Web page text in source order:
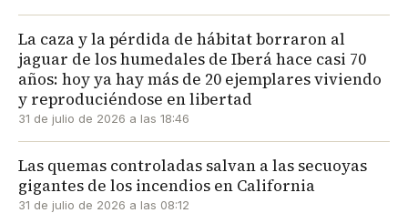
La caza y la pérdida de hábitat borraron al
jaguar de los humedales de Iberá hace casi 70
años: hoy ya hay más de 20 ejemplares viviendo
y reproduciéndose en libertad
31 de julio de 2026 a las 18:46
Las quemas controladas salvan a las secuoyas
gigantes de los incendios en California
31 de julio de 2026 a las 08:12